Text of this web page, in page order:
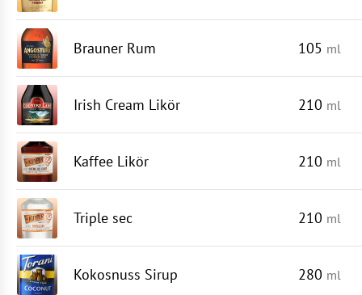
Brauner Rum 105 ml
Irish Cream Likör 210 ml
Kaffee Likör 210 ml
Triple sec 210 ml
Kokosnuss Sirup 280 ml